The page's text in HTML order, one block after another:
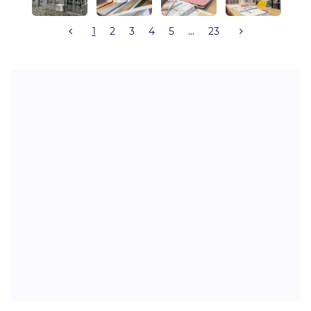
1 2 3 4 5 ... 23